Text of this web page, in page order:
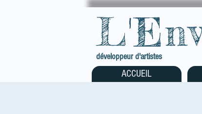
développeur d'artistes
ACCUEIL